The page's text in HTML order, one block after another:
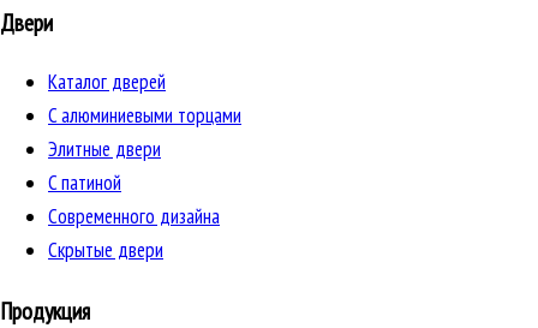
Двери
Каталог дверей
C алюминиевыми торцами
Элитные двери
C патиной
Cовременного дизайна
Скрытые двери
Продукция